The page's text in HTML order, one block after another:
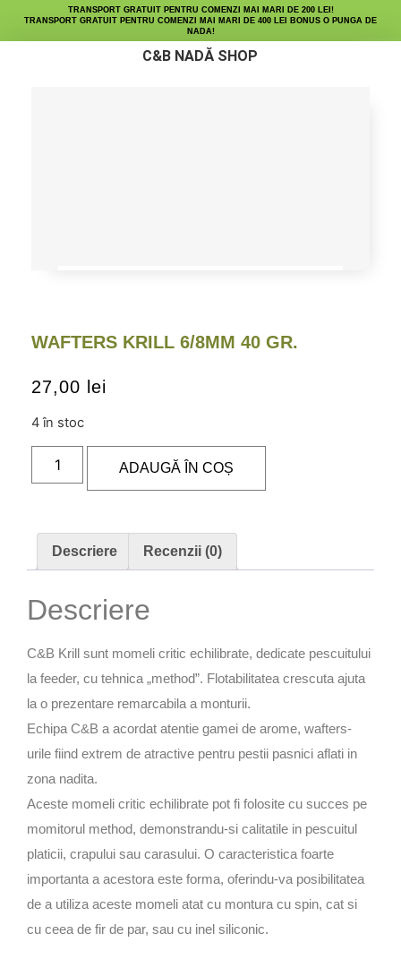
TRANSPORT GRATUIT PENTRU COMENZI MAI MARI DE 200 LEI!
TRANSPORT GRATUIT PENTRU COMENZI MAI MARI DE 400 LEI BONUS O PUNGA DE
NADA!
C&B NADĂ SHOP
WAFTERS KRILL 6/8MM 40 GR.
27,00 lei
4 în stoc
ADAUGĂ ÎN COȘ
Descriere Recenzii (0)
Descriere
C&B Krill sunt momeli critic echilibrate, dedicate pescuitului
la feeder, cu tehnica „method”. Flotabilitatea crescuta ajuta
la o prezentare remarcabila a monturii.
Echipa C&B a acordat atentie gamei de arome, wafters-
urile fiind extrem de atractive pentru pestii pasnici aflati in
zona nadita.
Aceste momeli critic echilibrate pot fi folosite cu succes pe
momitorul method, demonstrandu-si calitatile in pescuitul
platicii, crapului sau carasului. O caracteristica foarte
importanta a acestora este forma, oferindu-va posibilitatea
de a utiliza aceste momeli atat cu montura cu spin, cat si
cu ceea de fir de par, sau cu inel siliconic.